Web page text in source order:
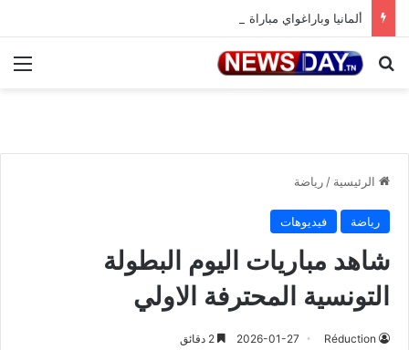
ألمانيا وباراغواي مباراة مثيرة
بحث عن
الرئيسية / رياضة
رياضة فيديوهات
شاهد مباريات اليوم البطولة
التونسية المحترفة الاولي
Réduction
2026-01-27